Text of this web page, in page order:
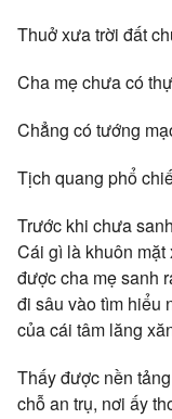
Thuở xưa trời đất
Cha mẹ chưa có
Chẳng có tướng
Tịch quang phổ
Trước khi chưa
Cái gì là khuôn
được cha mẹ sanh
đi sâu vào tìm hiểu
của cái tâm lăng
Thấy được nền
chỗ an trụ, nơi ấy